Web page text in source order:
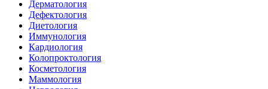
Дерматология
Дефектология
Диетология
Иммунология
Кардиология
Колопроктология
Косметология
Маммология